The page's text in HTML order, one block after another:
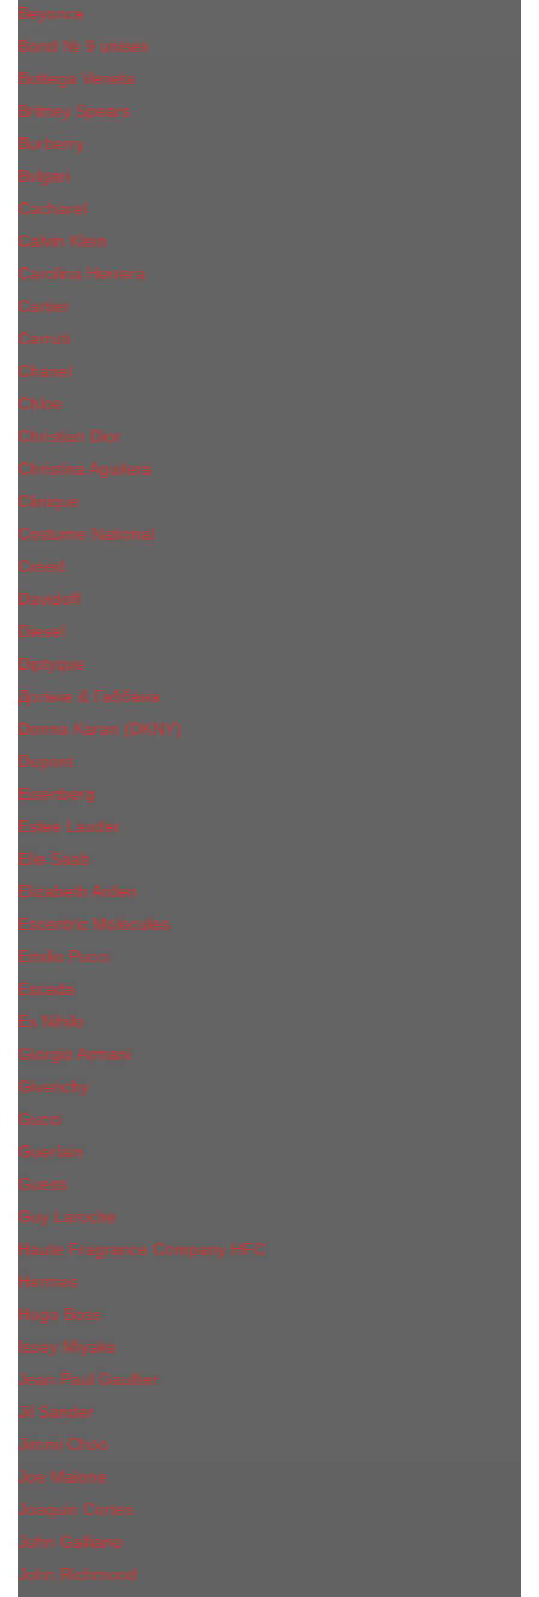
Beyonce
Bond № 9 unisex
Bottega Veneta
Britney Spears
Burberry
Bvlgari
Cacharel
Calvin Klein
Carolina Herrera
Cartier
Cerruti
Сhanеl
Chloe
Christian Dior
Christina Aguilera
Сliniquе
Costume National
Creed
Davidoff
Diesel
Diptyque
Дольче & Габбана
Donna Karan (DKNY)
Dupont
Eisenberg
Еsteе Lаudеr
Elie Saab
Elizabeth Arden
Escentric Molecules
Emilio Pucci
Escada
Ex Nihilo
Giorgio Armani
Givenchy
Gucci
Guerlain
Guess
Guy Laroche
Haute Fragrance Company HFC
Hermes
Hugo Boss
Issey Miyake
Jean Paul Gaultier
Jil Sander
Jimmi Choo
Jое Malоnе
Joaquin Cortes
John Galliano
John Richmond